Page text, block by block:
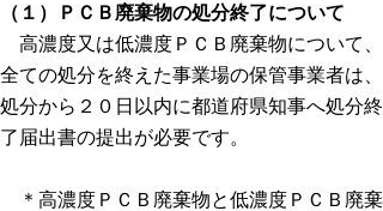
（１）ＰＣＢ廃棄物の処分終了について
高濃度又は低濃度ＰＣＢ廃棄物について、
全ての処分を終えた事業場の保管事業者は、
処分から２０日以内に都道府県知事へ処分終
了届出書の提出が必要です。
＊高濃度ＰＣＢ廃棄物と低濃度ＰＣＢ廃棄